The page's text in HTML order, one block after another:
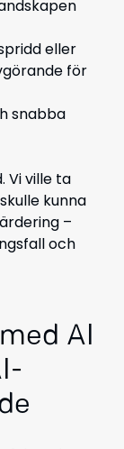
eller
för
snabba
Vi ville ta
kunna
–
och
AI